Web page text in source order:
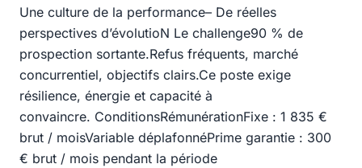
Une culture de la performance– De réelles
perspectives d’évolutioN Le challenge90 % de
prospection sortante.Refus fréquents, marché
concurrentiel, objectifs clairs.Ce poste exige
résilience, énergie et capacité à
convaincre. ConditionsRémunérationFixe : 1 835 €
brut / moisVariable déplafonnéPrime garantie : 300
€ brut / mois pendant la période